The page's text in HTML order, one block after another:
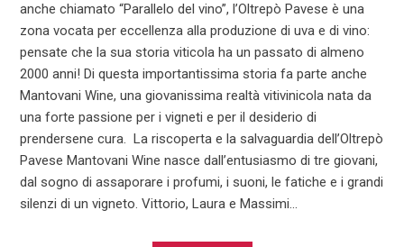
anche chiamato “Parallelo del vino”, l’Oltrepò Pavese è una
zona vocata per eccellenza alla produzione di uva e di vino:
pensate che la sua storia viticola ha un passato di almeno
2000 anni! Di questa importantissima storia fa parte anche
Mantovani Wine, una giovanissima realtà vitivinicola nata da
una forte passione per i vigneti e per il desiderio di
prendersene cura. La riscoperta e la salvaguardia dell’Oltrepò
Pavese Mantovani Wine nasce dall’entusiasmo di tre giovani,
dal sogno di assaporare i profumi, i suoni, le fatiche e i grandi
silenzi di un vigneto. Vittorio, Laura e Massimi...